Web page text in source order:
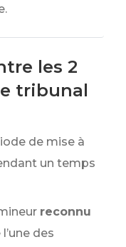
les 2
tribunal
de mise à
un temps
reconnu
des